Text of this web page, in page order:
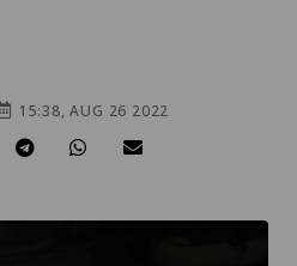
15:38, AUG 26 2022